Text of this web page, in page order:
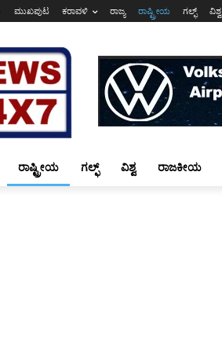
ಮುಖಪುಟ ಕರಾವಳಿ ರಾಜ್ಯ ರಾಷ್ಟ್ರೀಯ ಗಲ್ಫ್ ವಿಶ್ವ
ರಾಷ್ಟ್ರೀಯ ಗಲ್ಫ್ ವಿಶ್ವ ರಾಜಕೀಯ